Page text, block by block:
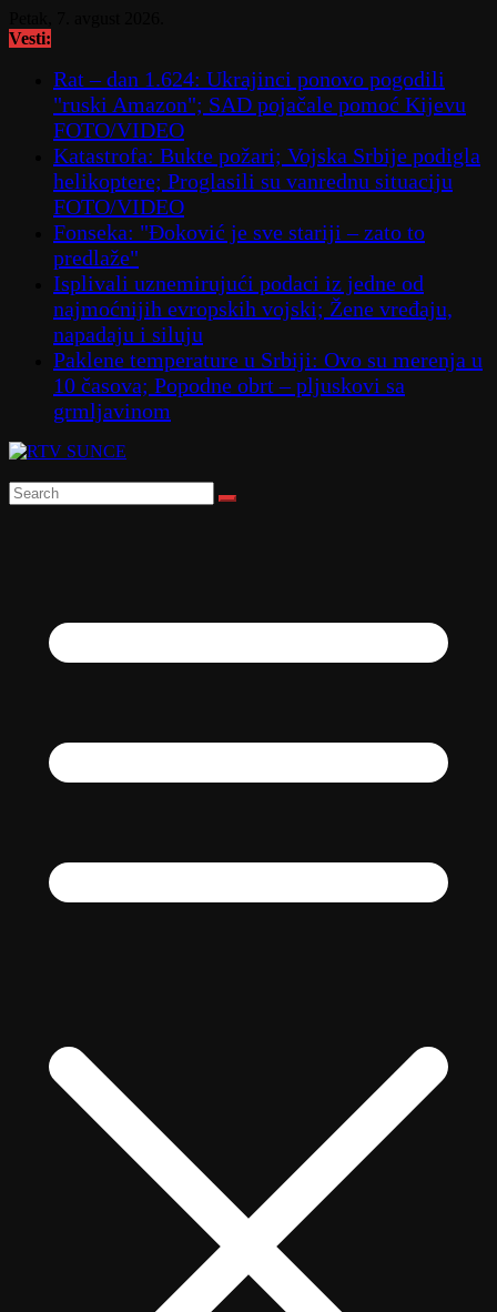
to
Vesti:
Rat – dan 1.624: Ukrajinci ponovo pogodili
"ruski Amazon"; SAD pojačale pomoć Kijevu
FOTO/VIDEO
Katastrofa: Bukte požari; Vojska Srbije podigla
helikoptere; Proglasili su vanrednu situaciju
FOTO/VIDEO
Fonseka: "Đoković je sve stariji – zato to
predlaže"
Isplivali uznemirujući podaci iz jedne od
najmoćnijih evropskih vojski; Žene vređaju,
napadaju i siluju
Paklene temperature u Srbiji: Ovo su merenja u
10 časova; Popodne obrt – pljuskovi sa
grmljavinom